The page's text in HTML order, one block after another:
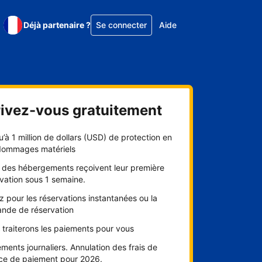
Déjà partenaire ? Se connecter Aide
vous gratuitement
1 million de dollars (USD) de protection en
matériels
des hébergements reçoivent leur première
sous 1 semaine.
pour les réservations instantanées ou la
de réservation
traiterons les paiements pour vous
journaliers. Annulation des frais de
de paiement pour 2026.